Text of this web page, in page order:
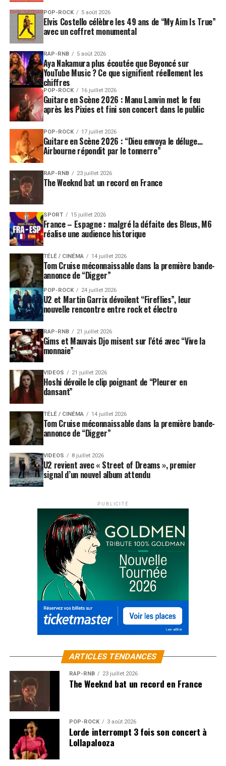
POP-ROCK 5 août 2026
Elvis Costello célèbre les 49 ans de “My Aim Is True”
avec un coffret monumental
RAP-RNB 5 août 2026
Aya Nakamura plus écoutée que Beyoncé sur
YouTube Music ? Ce que signifient réellement les
chiffres
POP-ROCK 16 juillet 2026
Guitare en Scène 2026 : Manu Lanvin met le feu
après les Pixies et fini son concert dans le public
POP-ROCK 17 juillet 2026
Guitare en Scène 2026 : “Dieu envoya le déluge…
Airbourne répondit par le tonnerre”
RAP-RNB 23 juillet 2026
The Weeknd bat un record en France
SPORT 15 juillet 2026
France – Espagne : malgré la défaite des Bleus, M6
réalise une audience historique
TÉLÉ / CINÉMA 14 juillet 2026
Tom Cruise méconnaissable dans la première bande-
annonce de “Digger”
POP-ROCK 24 juillet 2026
U2 et Martin Garrix dévoilent “Fireflies”, leur
nouvelle rencontre entre rock et électro
RAP-RNB 21 juillet 2026
Gims et Mauvais Djo misent sur l’été avec “Vive la
monnaie”
VIDEOS 21 juillet 2026
Hoshi dévoile le clip poignant de “Pleurer en
dansant”
TÉLÉ / CINÉMA 14 juillet 2026
Tom Cruise méconnaissable dans la première bande-
annonce de “Digger”
VIDEOS 8 juillet 2026
U2 revient avec « Street of Dreams », premier
signal d’un nouvel album attendu
PUBLICITÉ
ARTICLES TENDANCES
RAP-RNB 23 juillet 2026
The Weeknd bat un record en France
POP-ROCK 3 août 2026
Lorde interrompt 3 fois son concert à
Lollapalooza